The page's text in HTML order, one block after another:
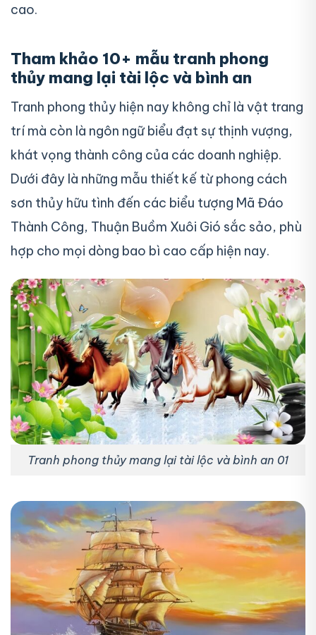
cao.
Tham khảo 10+ mẫu tranh phong
thủy mang lại tài lộc và bình an
Tranh phong thủy hiện nay không chỉ là vật trang
trí mà còn là ngôn ngữ biểu đạt sự thịnh vượng,
khát vọng thành công của các doanh nghiệp.
Dưới đây là những mẫu thiết kế từ phong cách
sơn thủy hữu tình đến các biểu tượng Mã Đáo
Thành Công, Thuận Buồm Xuôi Gió sắc sảo, phù
hợp cho mọi dòng bao bì cao cấp hiện nay.
Tranh phong thủy mang lại tài lộc và bình an 01